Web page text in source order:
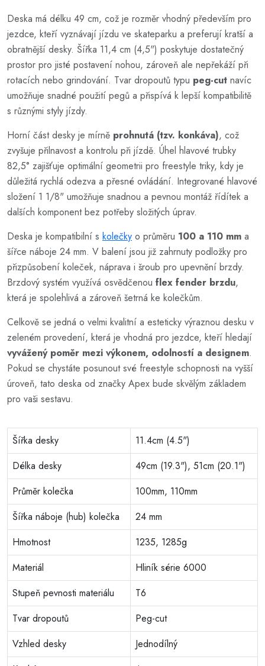
Deska má délku 49 cm, což je rozměr vhodný především pro
jezdce, kteří vyznávají jízdu ve skateparku a preferují kratší a
obratnější desky. Šířka 11,4 cm (4,5") poskytuje dostatečný
prostor pro jisté postavení nohou, zároveň ale nepřekáží při
rotacích nebo grindování. Tvar dropoutů typu peg-cut navíc
umožňuje snadné použití pegů a přispívá k lepší kompatibilitě
s různými styly jízdy.
Horní část desky je mírně prohnutá (tzv. konkáva), což
zvyšuje přilnavost a kontrolu při jízdě. Úhel hlavové trubky
82,5° zajišťuje optimální geometrii pro freestyle triky, kdy je
důležitá rychlá odezva a přesné ovládání. Integrované hlavové
složení 1 1/8" umožňuje snadnou a pevnou montáž řídítek a
dalších komponent bez potřeby složitých úprav.
Deska je kompatibilní s kolečky o průměru 100 a 110 mm a
šířce náboje 24 mm. V balení jsou již zahrnuty podložky pro
přizpůsobení koleček, náprava i šroub pro upevnění brzdy.
Brzdový systém využívá osvědčenou flex fender brzdu,
která je spolehlivá a zároveň šetrná ke kolečkům.
Celkově se jedná o velmi kvalitní a esteticky výraznou desku v
zeleném provedení, která je vhodná pro jezdce, kteří hledají
vyvážený poměr mezi výkonem, odolností a designem.
Pokud se chystáte posunout své freestyle schopnosti na vyšší
úroveň, tato deska od značky Apex bude skvělým základem
pro vaši sestavu.
Šířka desky
11.4cm (4.5")
Délka desky
49cm (19.3"), 51cm (20.1")
Průměr kolečka
100mm, 110mm
Šířka náboje (hub) kolečka
24 mm
Hmotnost
1235, 1285g
Materiál
Hliník série 6000
Stupeň pevnosti materiálu
T6
Tvar dropoutů
Peg-cut
Vzhled desky
Jednodílný